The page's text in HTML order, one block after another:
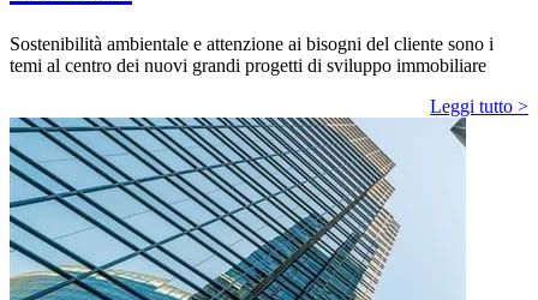
Sostenibilità ambientale e attenzione ai bisogni del cliente sono i
temi al centro dei nuovi grandi progetti di sviluppo immobiliare
Leggi tutto >